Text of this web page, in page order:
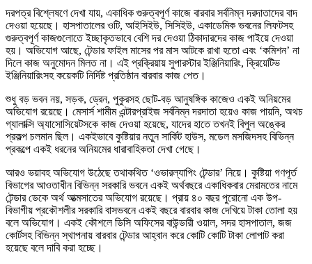
দরপত্র বিশ্লেষণে দেখা যায়, একাধিক গুরুত্বপূর্ণ কাজে বারবার সর্বনিম্ন দরদাতাদের বাদ
দেওয়া হয়েছে। হাসপাতালের ওটি, আইসিইউ, সিসিইউ, একাডেমিক ভবনের লিফটসহ
গুরুত্বপূর্ণ কাজগুলোতে ইচ্ছাকৃতভাবে বেশি দর দেওয়া ঠিকাদারদের কাজ পাইয়ে দেওয়া
হয়। অভিযোগ আছে, টেন্ডার ফাইল মাসের পর মাস আটকে রাখা হতো এবং ‘কমিশন’ না
দিলে কাজ অনুমোদন মিলত না। এই প্রক্রিয়ায় সুপারস্টার ইঞ্জিনিয়ারিং, ক্রিয়েটিভ
ইঞ্জিনিয়ারিংসহ কয়েকটি নির্দিষ্ট প্রতিষ্ঠান বারবার কাজ পেত।
শুধু বড় ভবন নয়, সড়ক, ড্রেন, পুকুরসহ ছোট-বড় আনুষঙ্গিক কাজেও একই অনিয়মের
অভিযোগ রয়েছে। মেসার্স শামীম এন্টারপ্রাইজ সর্বনিম্ন দরদাতা হয়েও কাজ পায়নি, অথচ
গ্যালাক্সি অ্যাসোসিয়েটসকে কাজ দেওয়া হয়েছে, যাদের হাতে তখনই বিপুল অঙ্কের
প্রকল্প চলমান ছিল। একইভাবে কুষ্টিয়ার নতুন সার্কিট হাউস, মডেল মসজিদসহ বিভিন্ন
প্রকল্পে একই ধরনের অনিয়মের ধারাবাহিকতা দেখা গেছে।
আরও ভয়াবহ অভিযোগ উঠেছে তথাকথিত ‘ওভারল্যাপিং টেন্ডার’ নিয়ে। কুষ্টিয়া গণপূর্ত
বিভাগের আওতাধীন বিভিন্ন সরকারি ভবনে একই অর্থবছরে একাধিকবার মেরামতের নামে
টেন্ডার ডেকে অর্থ আত্মসাতের অভিযোগ রয়েছে। প্রায় ৪০ বছর পুরোনো এক উপ-
বিভাগীয় প্রকৌশলীর সরকারি বাসভবনে একই বছরে বারবার কাজ দেখিয়ে টাকা তোলা হয়
বলে অভিযোগ। একই কৌশলে ডিসি অফিসের বাউন্ডারী ওয়াল, সদর হাসপাতাল, জজ
কোর্টসহ বিভিন্ন স্থাপনায় বারবার টেন্ডার আহ্বান করে কোটি কোটি টাকা লোপাট করা
হয়েছে বলে দাবি করা হচ্ছে।